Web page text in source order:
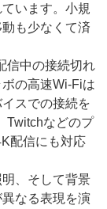
います。小規
も少なくて済
信中の接続切れ
の高速Wi-Fiは
スでの接続を
Twitchなどのプ
配信にも対応
、そして背景
なる表現を演